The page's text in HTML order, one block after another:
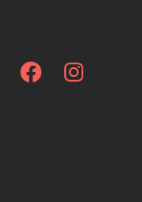
FacebookInstagram